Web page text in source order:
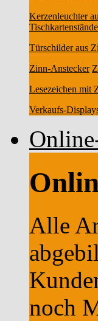
Kerzenleuchter
Türschilder aus
Zinn-Anstecker
Lesezeichen mit
Verkaufs-
Alle
noch